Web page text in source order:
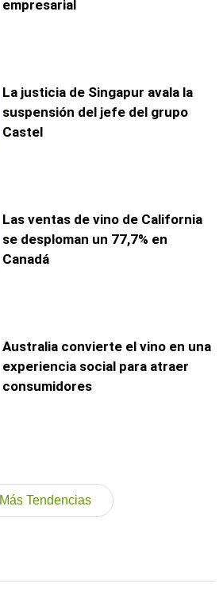
empresarial
La justicia de Singapur avala la
suspensión del jefe del grupo
Castel
Las ventas de vino de California
se desploman un 77,7% en
Canadá
Australia convierte el vino en una
experiencia social para atraer
consumidores
Más Tendencias